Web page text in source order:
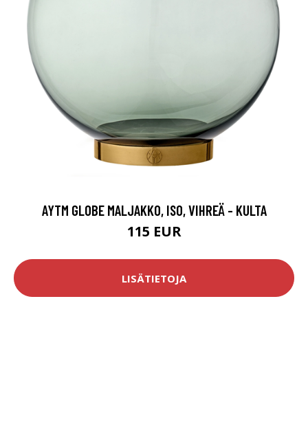
AYTM GLOBE MALJAKKO, ISO, VIHREÄ - KULTA
115 EUR
LISÄTIETOJA